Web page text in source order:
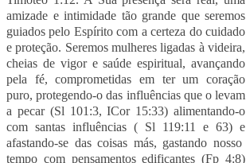
amizade e intimidade tão grande que seremos
guiados pelo Espírito com a certeza do cuidado
e proteção. Seremos mulheres ligadas à videira,
cheias de vigor e saúde espiritual, avançando
pela fé, comprometidas em ter um coração
puro, protegendo-o das influências que o levam
a pecar (Sl 101:3, ICor 15:33) alimentando-o
com santas influências ( Sl 119:11 e 63) e
afastando-se das coisas más, gastando nosso
tempo com pensamentos edificantes (Fp 4:8)